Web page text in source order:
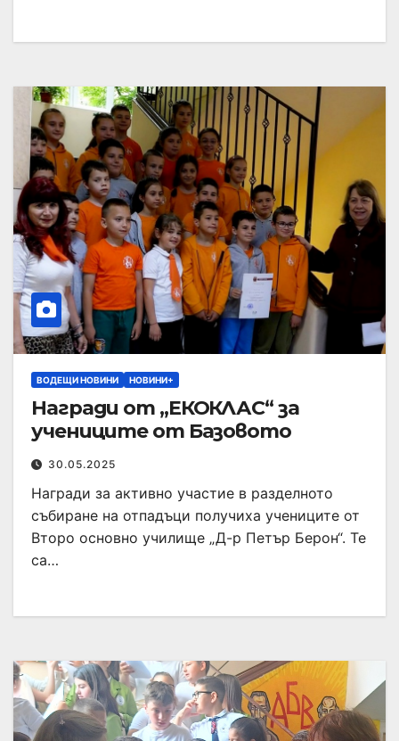
ВОДЕЩИ НОВИНИ НОВИНИ+
Награди от „ЕКОКЛАС“ за
учениците от Базовото
30.05.2025
Награди за активно участие в разделното
събиране на отпадъци получиха учениците от
Второ основно училище „Д-р Петър Берон“. Те
са…